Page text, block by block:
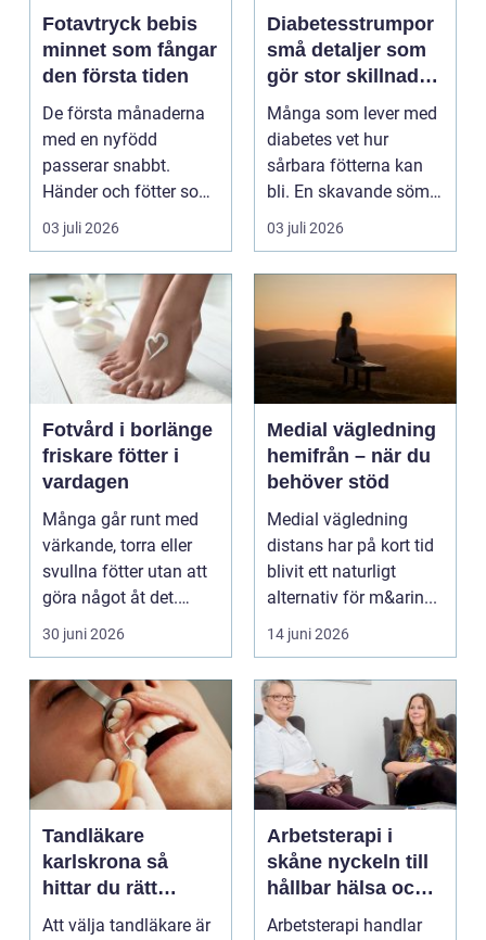
Fotavtryck bebis
minnet som fångar
den första tiden
De första månaderna
med en nyfödd
passerar snabbt.
Händer och fötter som
är mindre än någon
kunnat f...
03 juli 2026
Diabetesstrumpor
små detaljer som
gör stor skillnad
för känsliga fötter
Många som lever med
diabetes vet hur
sårbara fötterna kan
bli. En skavande söm,
en hård resår eller ...
03 juli 2026
Fotvård i borlänge
friskare fötter i
vardagen
Många går runt med
värkande, torra eller
svullna fötter utan att
göra något åt det.
Fötterna bär hel...
30 juni 2026
Medial vägledning
hemifrån – när du
behöver stöd
Medial vägledning
distans har på kort tid
blivit ett naturligt
alternativ för m&arin...
14 juni 2026
Tandläkare
karlskrona så
hittar du rätt
tandvård nära dig
Att välja tandläkare är
Arbetsterapi i
skåne nyckeln till
hållbar hälsa och
arbete
Arbetsterapi handlar